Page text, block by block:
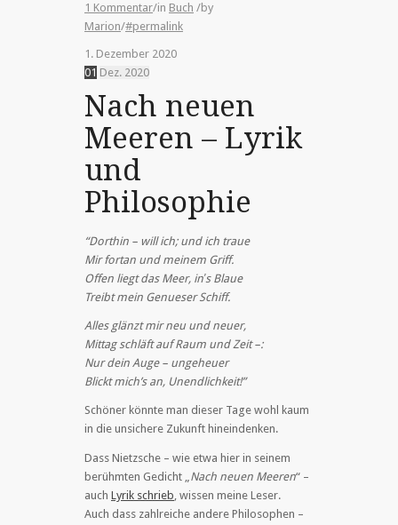
1 Kommentar/in Buch /by
Marion/#permalink
1. Dezember 2020
01 Dez. 2020
Nach neuen
Meeren – Lyrik
und
Philosophie
“Dorthin – will ich; und ich traue
Mir fortan und meinem Griff.
Offen liegt das Meer, in′s Blaue
Treibt mein Genueser Schiff.
Alles glänzt mir neu und neuer,
Mittag schläft auf Raum und Zeit –:
Nur dein Auge – ungeheuer
Blickt mich’s an, Unendlichkeit!”
Schöner könnte man dieser Tage wohl kaum
in die unsichere Zukunft hineindenken.
Dass Nietzsche – wie etwa hier in seinem
berühmten Gedicht „ Nach neuen Meeren“ –
auch Lyrik schrieb , wissen meine Leser.
Auch dass zahlreiche andere Philosophen –